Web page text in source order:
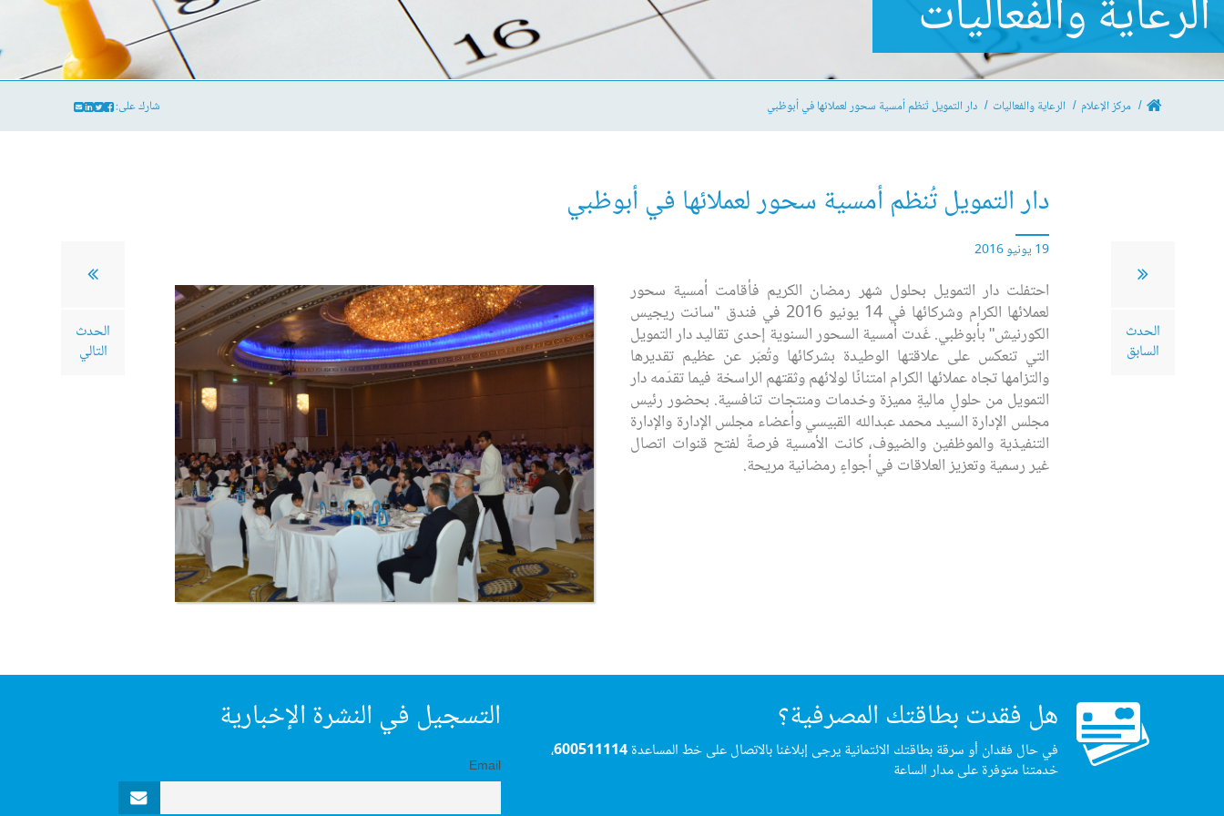
الرعاية والفعاليات
مركز الإعلام الرعاية والفعاليات دار التمويل تُنظم أمسية سحور لعملائها في أبوظبي شارك على:
الحدث
السابق
الحدث
التالي
دار التمويل تُنظم أمسية سحور لعملائها في أبوظبي
19 يونيو 2016
احتفلت دار التمويل بحلول شهر رمضان الكريم فأقامت أمسية سحور
لعملائها الكرام وشركائها في 14 يونيو 2016 في فندق "سانت ريجيس
الكورنيش" بأبوظبي. غَدت أمسية السحور السنوية إحدى تقاليد دار التمويل
التي تنعكس على علاقتها الوطيدة بشركائها وتُعبّر عن عظيم تقديرها
والتزامها تجاه عملائها الكرام امتنانًا لولائهم وثقتهم الراسخة فيما تقدّمه دار
التمويل من حلولٍ ماليةٍ مميزة وخدمات ومنتجات تنافسية. بحضور رئيس
مجلس الإدارة السيد محمد عبدالله القبيسي وأعضاء مجلس الإدارة والإدارة
التنفيذية والموظفين والضيوف، كانت الأمسية فرصةً لفتح قنوات اتصال
غير رسمية وتعزيز العلاقات في أجواءٍ رمضانية مريحة.
هل فقدت بطاقتك المصرفية؟
في حال فقدان أو سرقة بطاقتك الائتمانية يرجى إبلاغنا بالاتصال على خط المساعدة600511114،
خدمتنا متوفرة على مدار الساعة
التسجيل في النشرة الإخبارية
Email